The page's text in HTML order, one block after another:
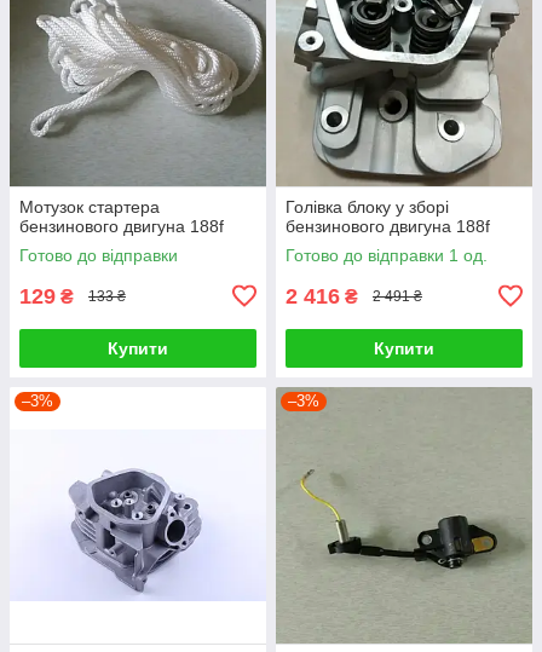
Мотузок стартера
бензинового двигуна 188f
Готово до відправки
129 ₴ 133 ₴
Купити
Голівка блоку у зборі
бензинового двигуна 188f
Готово до відправки 1 од.
2 416 ₴ 2 491 ₴
Купити
–3% –3%